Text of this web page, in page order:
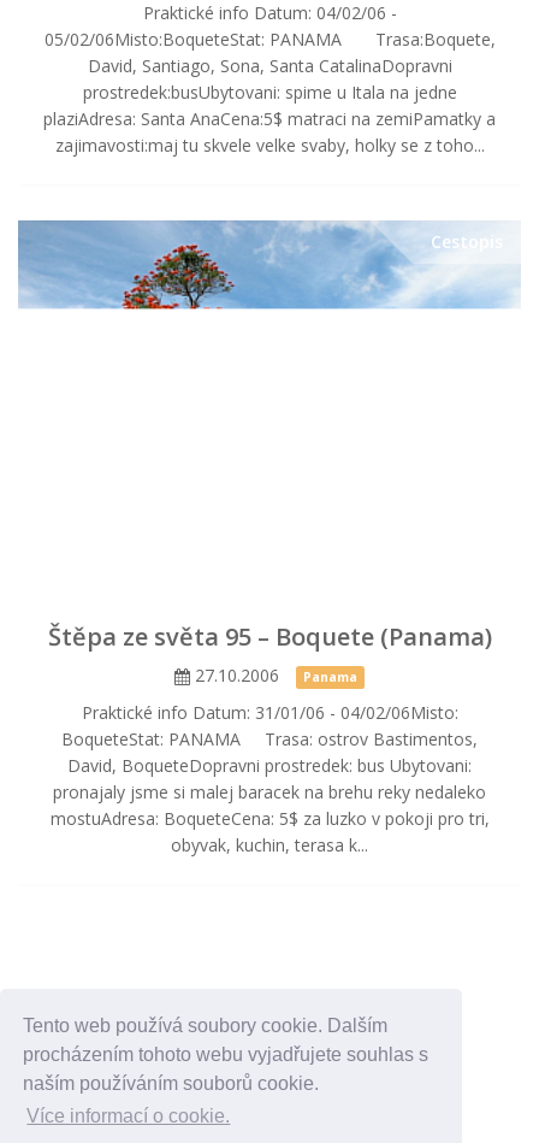
Tento web používá soubory cookie. Dalším
procházením tohoto webu vyjadřujete souhlas s
naším používáním souborů cookie.
Více informací o cookie.
Praktické info Datum: 04/02/06 -
05/02/06Misto:BoqueteStat: PANAMA Trasa:Boquete,
David, Santiago, Sona, Santa CatalinaDopravni
prostredek:busUbytovani: spime u Itala na jedne
plaziAdresa: Santa AnaCena:5$ matraci na zemiPamatky a
zajimavosti:maj tu skvele velke svaby, holky se z toho...
Cestopis
Štěpa ze světa 95 – Boquete (Panama)
27.10.2006 Panama
Praktické info Datum: 31/01/06 - 04/02/06Misto:
BoqueteStat: PANAMA Trasa: ostrov Bastimentos,
David, BoqueteDopravni prostredek: bus Ubytovani:
pronajaly jsme si malej baracek na brehu reky nedaleko
mostuAdresa: BoqueteCena: 5$ za luzko v pokoji pro tri,
obyvak, kuchin, terasa k...
Štěpa ze světa 94 – Bastimentos,
Boquete (Panama)
10.8.2006 Panama
Praktické info Datum: 31/01/06 - 04/02/06Misto: